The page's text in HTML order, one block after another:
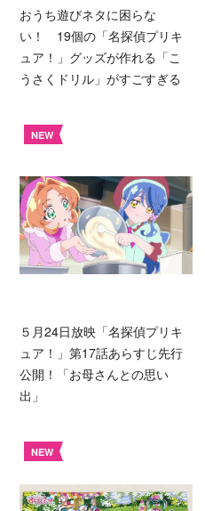
おうち遊びネタに困らな
い！ 19個の「名探偵プリキ
ュア！」グッズが作れる「こ
うさくドリル」がすごすぎる
NEW
５月24日放映「名探偵プリキ
ュア！」第17話あらすじ先行
公開！「お母さんとの思い
出」
NEW